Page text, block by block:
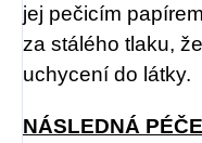
jej pečicím
za stálého tlaku,
uchycení do látky.
NÁSLEDNÁ PÉČE